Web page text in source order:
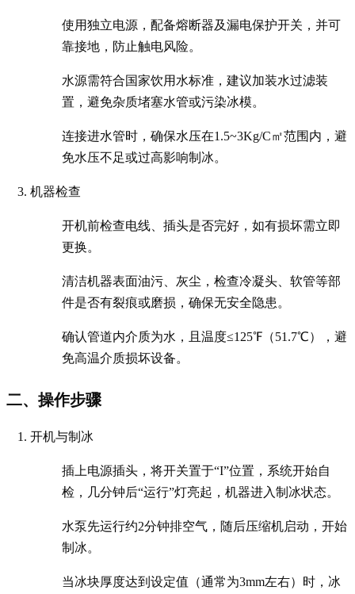
使用独立电源，配备熔断器及漏电保护开关，并可
靠接地，防止触电风险。
水源需符合国家饮用水标准，建议加装水过滤装
置，避免杂质堵塞水管或污染冰模。
连接进水管时，确保水压在1.5~3Kg/C㎡范围内，避
免水压不足或过高影响制冰。
机器检查
开机前检查电线、插头是否完好，如有损坏需立即
更换。
清洁机器表面油污、灰尘，检查冷凝头、软管等部
件是否有裂痕或磨损，确保无安全隐患。
确认管道内介质为水，且温度≤125℉（51.7℃），避
免高温介质损坏设备。
二、操作步骤
开机与制冰
插上电源插头，将开关置于“I”位置，系统开始自
检，几分钟后“运行”灯亮起，机器进入制冰状态。
水泵先运行约2分钟排空气，随后压缩机启动，开始
制冰。
当冰块厚度达到设定值（通常为3mm左右）时，冰